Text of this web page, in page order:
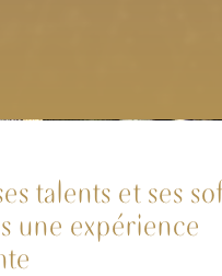
talents et ses
une expérience